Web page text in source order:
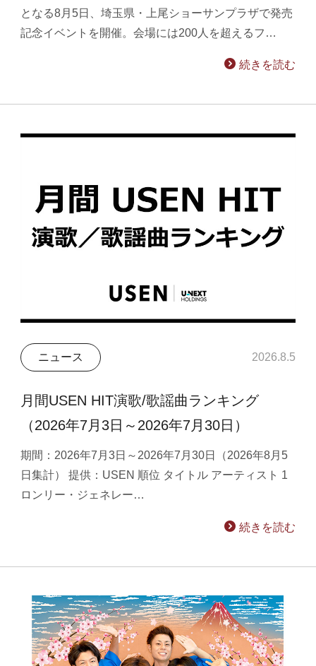
となる8月5日、埼玉県・上尾ショーサンプラザで発売
記念イベントを開催。会場には200人を超えるフ…
続きを読む
ニュース 2026.8.5
月間USEN HIT演歌/歌謡曲ランキング
（2026年7月3日～2026年7月30日）
期間：2026年7月3日～2026年7月30日（2026年8月5
日集計） 提供：USEN 順位 タイトル アーティスト 1
ロンリー・ジェネレー…
続きを読む